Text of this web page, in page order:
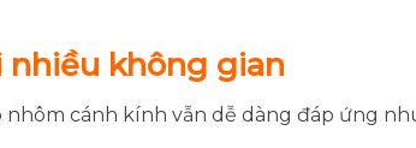
nhiều không gian
cánh kính vẫn dễ dàng đáp ứng